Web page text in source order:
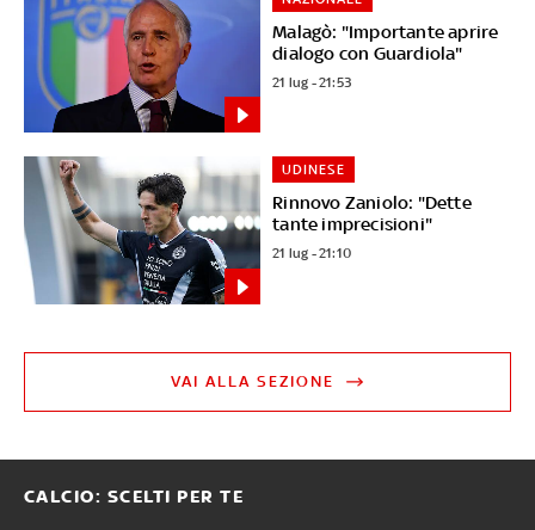
Malagò: "Importante aprire
dialogo con Guardiola"
21 lug - 21:53
Rinnovo Zaniolo: "Dette
tante imprecisioni"
UDINESE
21 lug - 21:10
VAI ALLA SEZIONE
CALCIO: SCELTI PER TE